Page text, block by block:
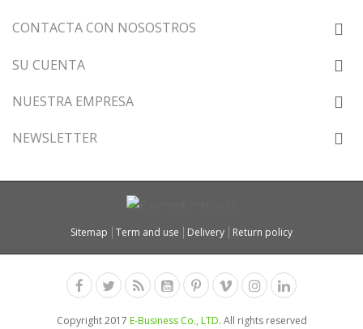
CONTACTA CON NOSOSTROS
SU CUENTA
NUESTRA EMPRESA
NEWSLETTER
Sitemap Term and use Delivery Return policy
Copyright 2017 E-Business Co., LTD. All rights reserved